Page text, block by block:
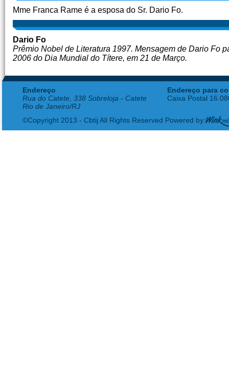
Mme Franca Rame é a esposa do Sr. Dario Fo.
Dario Fo
Prêmio Nobel de Literatura 1997. Mensagem de Dario Fo
2006 do Dia Mundial do Títere, em 21 de Março.
Endereço
Rua do Catete, 338 Sobreloja - Catete
Rio de Janeiro/RJ
Endereço para
Caixa Postal
©Copyright 2013 - Cbtij All Rights Reserved Powered by: